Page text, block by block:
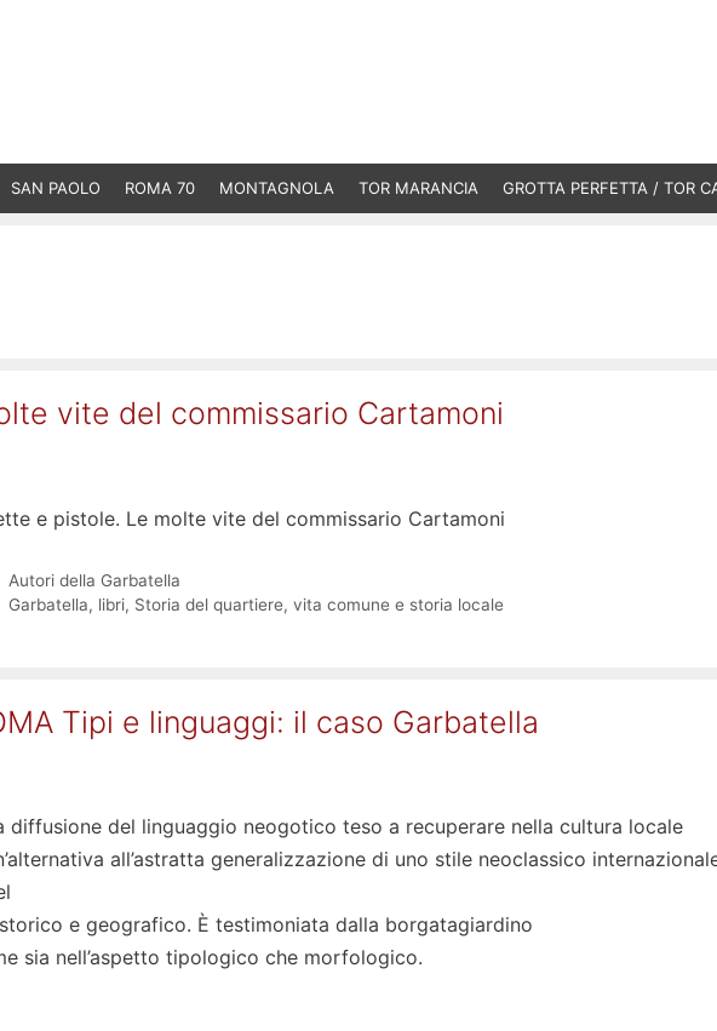
SAN PAOLO ROMA 70 MONTAGNOLA TOR MARANCIA GROTTA PERFETTA / TOR
vite del commissario Cartamoni
e pistole. Le molte vite del commissario Cartamoni
Categorie
Autori della Garbatella
Tag
Garbatella, libri, Storia del quartiere, vita comune e storia locale
Tipi e linguaggi: il caso Garbatella
diffusione del linguaggio neogotico teso a recuperare nella cultura locale
all’astratta generalizzazione di uno stile neoclassico
e geografico. È testimoniata dalla borgatagiardino
sia nell’aspetto tipologico che morfologico.